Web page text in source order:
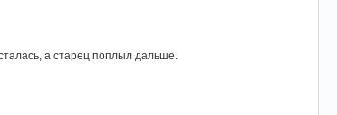
а старец поплыл дальше.